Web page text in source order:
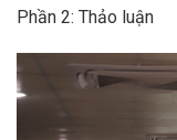
Phần 2: Thảo luận